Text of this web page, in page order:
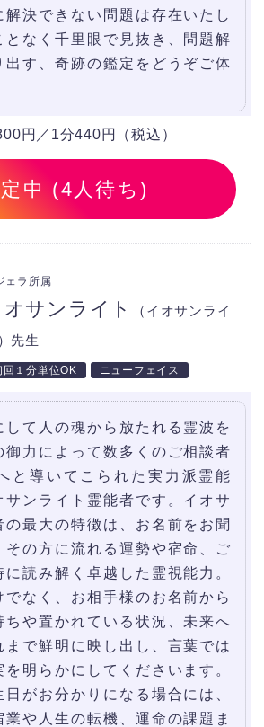
解決できない問題は存在いたし
となく千里眼で見抜き、問題解
出す、奇跡の鑑定をどうぞご体
円／1分440円（税込）
中 (4人待ち)
オサンライト
（イオサンライ
先生
ェラ所属
回１分単位OK ニューフェイス
して人の魂から放たれる霊波を
御力によって数多くのご相談者
と導いてこられた実力派霊能
サンライト霊能者です。イオサ
の最大の特徴は、お名前をお聞
その方に流れる運勢や宿命、ご
読み解く卓越した霊視能力。
でなく、お相手様のお名前から
ちや置かれている状況、未来へ
まで鮮明に映し出し、言葉では
明らかにしてくださいます。
日がお分かりになる場合には、
や人生の転機、運命の課題ま